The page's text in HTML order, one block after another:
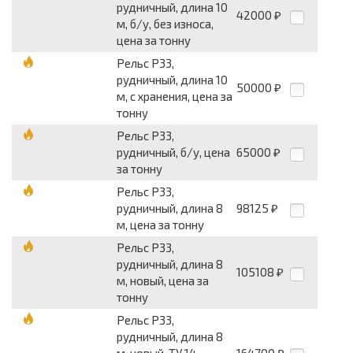
рудничный, длина 10
м, б/у, без износа,
цена за тонну
42000 ₽
Рельс Р33,
рудничный, длина 10
м, с хранения, цена за
тонну
50000 ₽
Рельс Р33,
рудничный, б/у, цена
за тонну
65000 ₽
Рельс Р33,
рудничный, длина 8
м, цена за тонну
98125 ₽
Рельс Р33,
рудничный, длина 8
м, новый, цена за
тонну
105108 ₽
Рельс Р33,
рудничный, длина 8